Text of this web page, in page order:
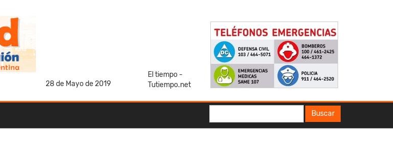
28 de Mayo de 2019
El tiempo -
Tutiempo.net
Buscar